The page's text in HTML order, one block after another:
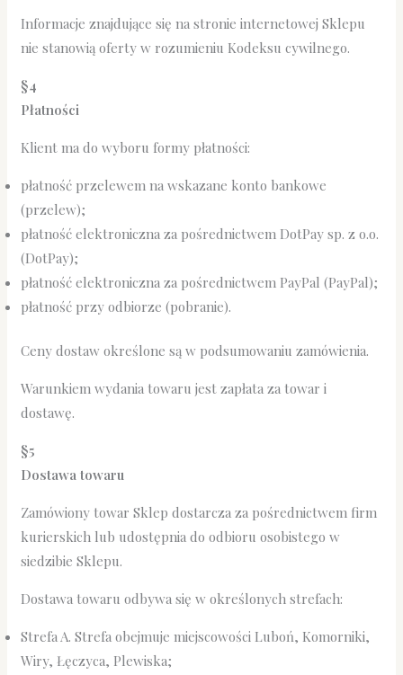
Informacje znajdujące się na stronie internetowej Sklepu
nie stanowią oferty w rozumieniu Kodeksu cywilnego.
§4
Płatności
Klient ma do wyboru formy płatności:
płatność przelewem na wskazane konto bankowe
(przelew);
płatność elektroniczna za pośrednictwem DotPay sp. z o.o.
(DotPay);
płatność elektroniczna za pośrednictwem PayPal (PayPal);
płatność przy odbiorze (pobranie).
Ceny dostaw określone są w podsumowaniu zamówienia.
Warunkiem wydania towaru jest zapłata za towar i
dostawę.
§5
Dostawa towaru
Zamówiony towar Sklep dostarcza za pośrednictwem firm
kurierskich lub udostępnia do odbioru osobistego w
siedzibie Sklepu.
Dostawa towaru odbywa się w określonych strefach:
Strefa A. Strefa obejmuje miejscowości Luboń, Komorniki,
Wiry, Łęczyca, Plewiska;